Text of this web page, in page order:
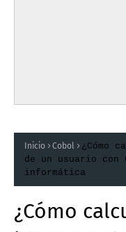
Inicio Cobol
¿Cómo
de un usuario con
informática
¿Cómo